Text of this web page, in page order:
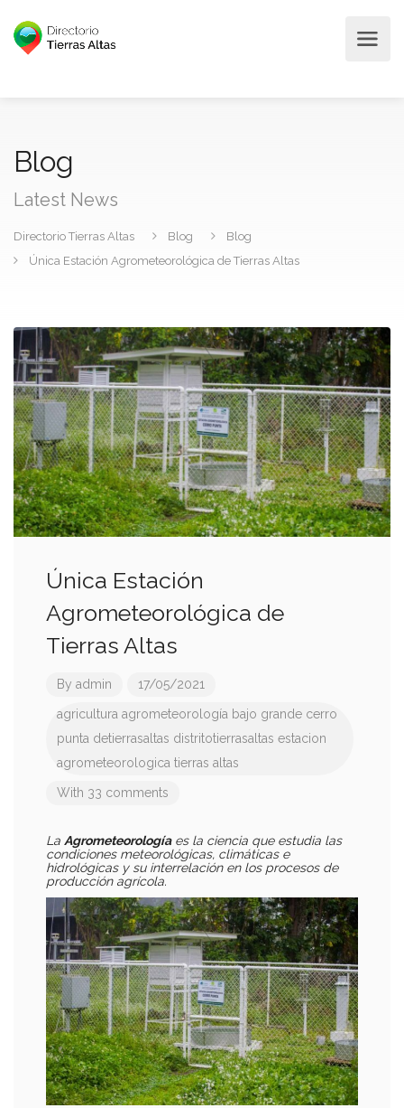
Blog
Latest News
Directorio Tierras Altas Blog
Blog
Única Estación Agrometeorológica de Tierras Altas
Única Estación
Agrometeorológica de
Tierras Altas
By admin 17/05/2021
agricultura agrometeorología bajo grande cerro
punta detierrasaltas distritotierrasaltas estacion
agrometeorologica tierras altas
With 33 comments
La Agrometeorologíaes la ciencia que estudia las
condiciones meteorológicas, climáticas e
hidrológicas y su interrelación en los procesos de
producción agrícola.